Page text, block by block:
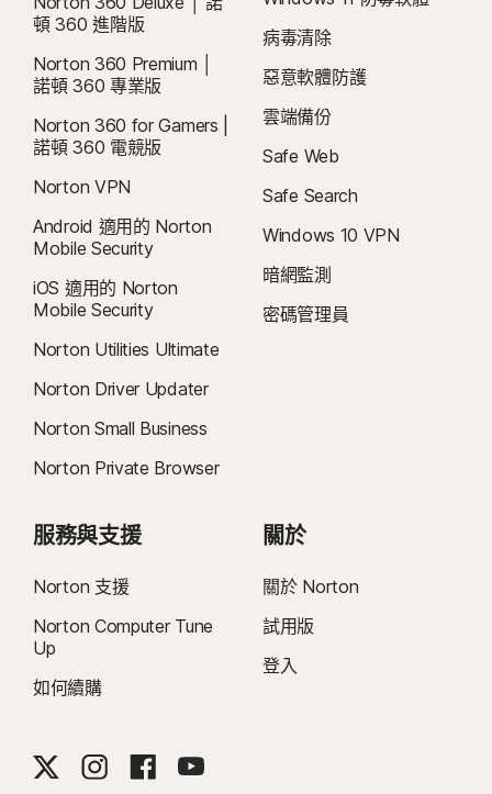
執行最新版與前兩版 Apple® iOS 的 iPhone 或 iPad。
目前不支援的功能：雲端備份、SafeCam、防火牆。
有關您當地的支援時間和聯絡資訊細節，請造訪我們的網站：
https://www.norton.com/globalsupport 。
在預設情況下，暗網監測僅會監控您的電子郵件地址，且會立即啟動監測功能。
登入您的帳戶輸入更多資訊，以開始進行監測。
頓 360 進階版
Norton 360 Premium │
諾頓 360 專業版
Norton 360 for Gamers |
諾頓 360 電競版
Norton VPN
Android 適用的 Norton
Mobile Security
iOS 適用的 Norton
Mobile Security
Norton Utilities Ultimate
Norton Driver Updater
Norton Small Business
Norton Private Browser
病毒清除
惡意軟體防護
雲端備份
Safe Web
Safe Search
Windows 10 VPN
暗網監測
密碼管理員
服務與支援
Norton 支援
Norton Computer Tune
Up
如何續購
關於
關於 Norton
試用版
登入